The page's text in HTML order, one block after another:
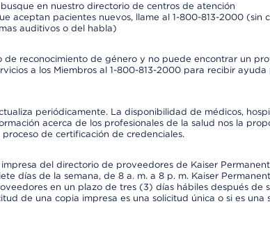
en nuestro directorio de centros de atención
aceptan pacientes nuevos, llame al 1-800-813-2000 (sin
auditivos o del habla)
reconocimiento de género y no puede encontrar un
a los Miembros al 1-800-813-2000 para recibir ayuda
periódicamente. La disponibilidad de médicos,
acerca de los profesionales de la salud nos la
de certificación de credenciales.
del directorio de proveedores de Kaiser
días de la semana, de 8 a. m. a 8 p. m. Kaiser
en un plazo de tres (3) días hábiles después de
de una copia impresa es una solicitud única o si es una